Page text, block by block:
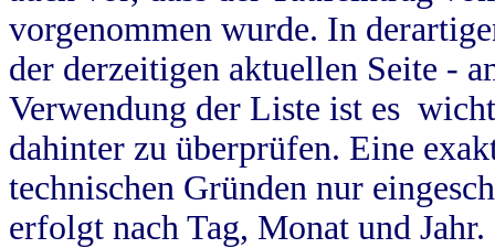
vorgenommen wurde. In
der derzeitigen aktuellen Seite -
Verwendung der Liste ist es
dahinter zu überprüfen. Eine
technischen Gründen nur
erfolgt nach Tag, Monat und Jahr.